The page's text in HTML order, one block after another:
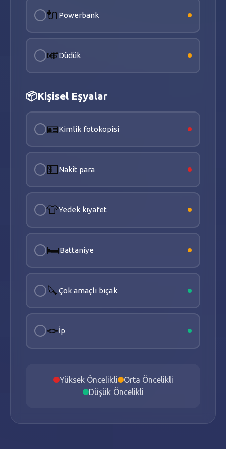
🔌 Powerbank
🎺Düdük
📦Kişisel Eşyalar
🪪Kimlik fotokopisi
💵Nakit para
👕Yedek kıyafet
🛏️Battaniye
🔪Çok amaçlı bıçak
🪢İp
Yüksek Öncelikli
Orta Öncelikli
Düşük Öncelikli